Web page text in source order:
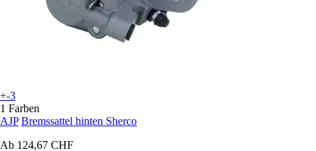
+-3
1 Farben
AJP Bremssattel hinten Sherco
Ab 124,67 CHF